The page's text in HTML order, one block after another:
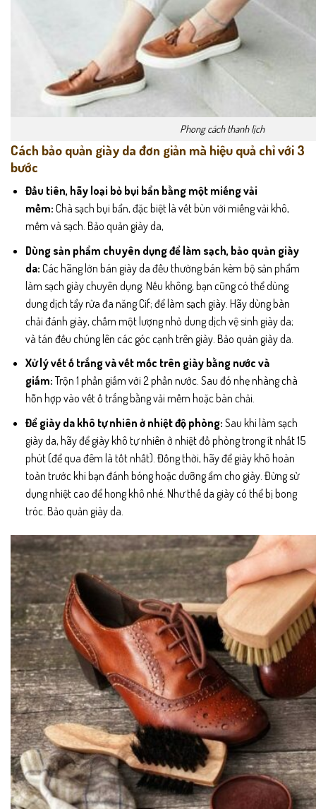
Phong cách thanh lịch
Cách bảo quản giày da đơn giản mà hiệu quả chỉ với 3
bước
Đầu tiên, hãy loại bỏ bụi bẩn bằng một miếng vải
mềm: Chà sạch bụi bẩn, đặc biệt là vết bùn với miếng vải khô,
mềm và sạch. Bảo quản giày da,
Dùng sản phẩm chuyên dụng để làm sạch, bảo quản giày
da: Các hãng lớn bán giày da đều thường bán kèm bộ sản phẩm
làm sạch giày chuyên dụng. Nếu không, bạn cũng có thể dùng
dung dịch tẩy rửa đa năng Cif; để làm sạch giày. Hãy dùng bàn
chải đánh giày, chấm một lượng nhỏ dung dịch vệ sinh giày da;
và tán đều chúng lên các góc cạnh trên giày. Bảo quản giày da.
Xử lý vết ố trắng và vết mốc trên giày bằng nước và
giấm:Trộn 1 phần giấm với 2 phần nước. Sau đó nhẹ nhàng chà
hỗn hợp vào vết ố trắng bằng vải mềm hoặc bàn chải.
Để giày da khô tự nhiên ở nhiệt độ phòng: Sau khi làm sạch
giày da, hãy để giày khô tự nhiên ở nhiệt đồ phòng trong ít nhất 15
phút (để qua đêm là tốt nhất). Đồng thời, hãy để giày khô hoàn
toàn trước khi bạn đánh bóng hoặc dưỡng ẩm cho giày. Đừng sử
dụng nhiệt cao để hong khô nhé. Như thế da giày có thể bị bong
tróc. Bảo quản giày da.